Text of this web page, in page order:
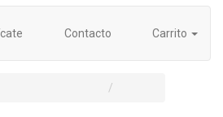
Contacto Carrito